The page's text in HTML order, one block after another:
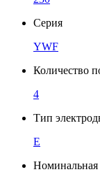
Серия
YWF
Количество
4
Тип
E